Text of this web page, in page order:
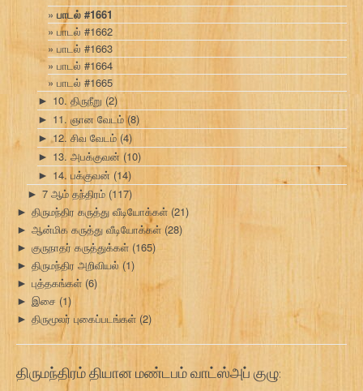
பாடல் #1661
பாடல் #1662
பாடல் #1663
பாடல் #1664
பாடல் #1665
► 10. திருநீறு (2)
► 11. ஞான வேடம் (8)
► 12. சிவ வேடம் (4)
► 13. அபக்குவன் (10)
► 14. பக்குவன் (14)
► 7 ஆம் தந்திரம் (117)
► திருமந்திர கருத்து வீடியோக்கள் (21)
► ஆன்மிக கருத்து வீடியோக்கள் (28)
► குருநாதர் கருத்துக்கள் (165)
► திருமந்திர அறிவியல் (1)
► புத்தகங்கள் (6)
► இசை (1)
► திருமூலர் புகைப்படங்கள் (2)
திருமந்திரம் தியான மண்டபம் வாட்ஸ்அப் குழு: